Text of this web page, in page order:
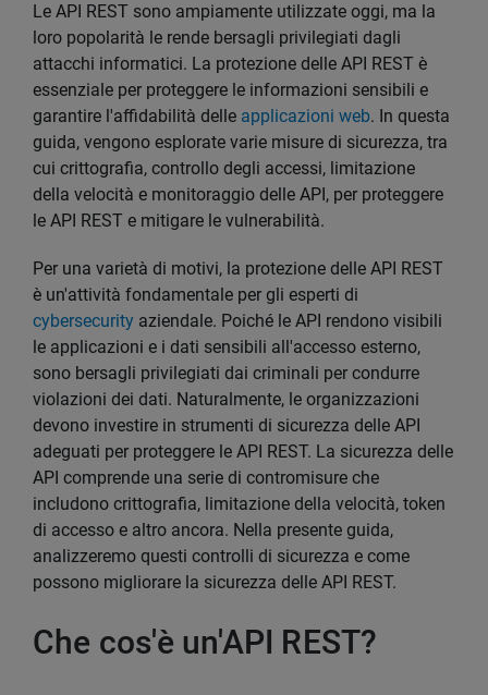
Le API REST sono ampiamente utilizzate oggi, ma la
loro popolarità le rende bersagli privilegiati dagli
attacchi informatici. La protezione delle API REST è
essenziale per proteggere le informazioni sensibili e
garantire l'affidabilità delle applicazioni web. In questa
guida, vengono esplorate varie misure di sicurezza, tra
cui crittografia, controllo degli accessi, limitazione
della velocità e monitoraggio delle API, per proteggere
le API REST e mitigare le vulnerabilità.
Per una varietà di motivi, la protezione delle API REST
è un'attività fondamentale per gli esperti di
cybersecurity aziendale. Poiché le API rendono visibili
le applicazioni e i dati sensibili all'accesso esterno,
sono bersagli privilegiati dai criminali per condurre
violazioni dei dati. Naturalmente, le organizzazioni
devono investire in strumenti di sicurezza delle API
adeguati per proteggere le API REST. La sicurezza delle
API comprende una serie di contromisure che
includono crittografia, limitazione della velocità, token
di accesso e altro ancora. Nella presente guida,
analizzeremo questi controlli di sicurezza e come
possono migliorare la sicurezza delle API REST.
Che cos'è un'API REST?